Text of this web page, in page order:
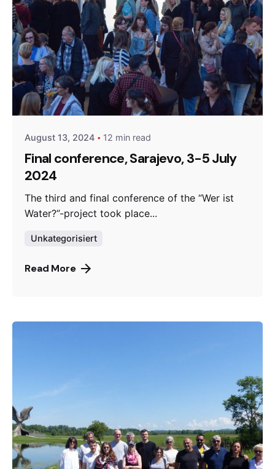
Posted by
admin
August 13, 2024 12 min read
Final conference, Sarajevo, 3-5 July
2024
The third and final conference of the “Wer ist
Water?”-project took place...
Unkategorisiert
Read More